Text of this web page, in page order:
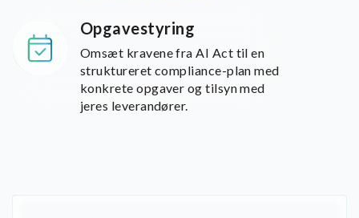
Opgavestyring
Omsæt kravene fra AI Act til en
struktureret compliance-plan med
konkrete opgaver og tilsyn med
jeres leverandører.